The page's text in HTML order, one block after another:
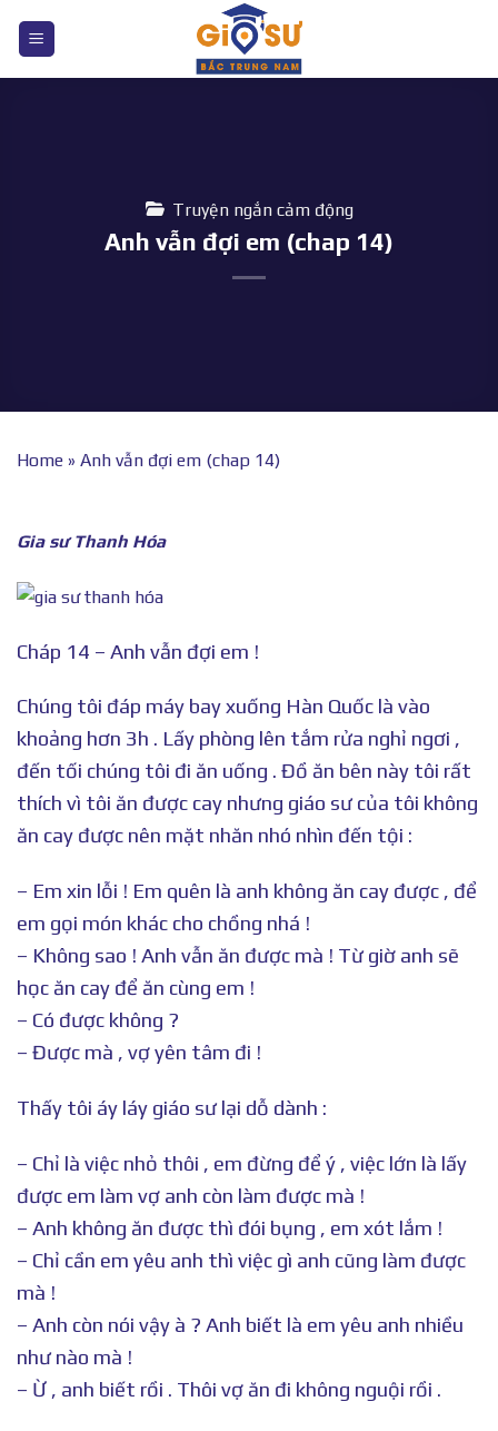
nội
Truyện ngắn cảm động
Anh vẫn đợi em (chap 14)
Home » Anh vẫn đợi em (chap 14)
Gia sư Thanh Hóa
Cháp 14 – Anh vẫn đợi em !
Chúng tôi đáp máy bay xuống Hàn Quốc là vào
khoảng hơn 3h . Lấy phòng lên tắm rửa nghỉ ngơi ,
đến tối chúng tôi đi ăn uống . Đồ ăn bên này tôi rất
thích vì tôi ăn được cay nhưng giáo sư của tôi không
ăn cay được nên mặt nhăn nhó nhìn đến tội :
– Em xin lỗi ! Em quên là anh không ăn cay được , để
em gọi món khác cho chồng nhá !
– Không sao ! Anh vẫn ăn được mà ! Từ giờ anh sẽ
học ăn cay để ăn cùng em !
– Có được không ?
– Được mà , vợ yên tâm đi !
Thấy tôi áy láy giáo sư lại dỗ dành :
– Chỉ là việc nhỏ thôi , em đừng để ý , việc lớn là lấy
được em làm vợ anh còn làm được mà !
– Anh không ăn được thì đói bụng , em xót lắm !
– Chỉ cần em yêu anh thì việc gì anh cũng làm được
mà !
– Anh còn nói vậy à ? Anh biết là em yêu anh nhiều
như nào mà !
– Ừ , anh biết rồi . Thôi vợ ăn đi không nguội rồi .